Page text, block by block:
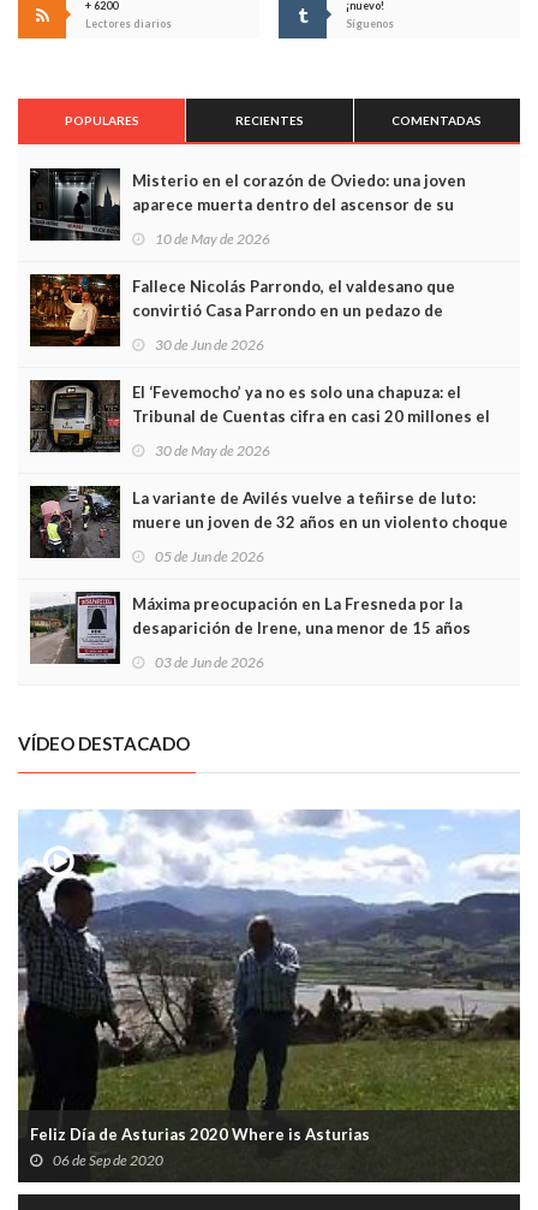
+ 6200
Lectores diarios
¡nuevo!
Síguenos
POPULARES RECIENTES COMENTADAS
Misterio en el corazón de Oviedo: una joven
aparece muerta dentro del ascensor de su
edificio y las cámaras captan sus últimos minutos
10 de May de 2026
Fallece Nicolás Parrondo, el valdesano que
convirtió Casa Parrondo en un pedazo de
Asturias en Madrid
30 de Jun de 2026
El ‘Fevemocho’ ya no es solo una chapuza: el
Tribunal de Cuentas cifra en casi 20 millones el
sobrecoste de los trenes que no cabían por los
30 de May de 2026
La variante de Avilés vuelve a teñirse de luto:
muere un joven de 32 años en un violento choque
frontal
05 de Jun de 2026
Máxima preocupación en La Fresneda por la
desaparición de Irene, una menor de 15 años
03 de Jun de 2026
VÍDEO DESTACADO
Feliz Día de Asturias 2020 Where is Asturias
06 de Sep de 2020